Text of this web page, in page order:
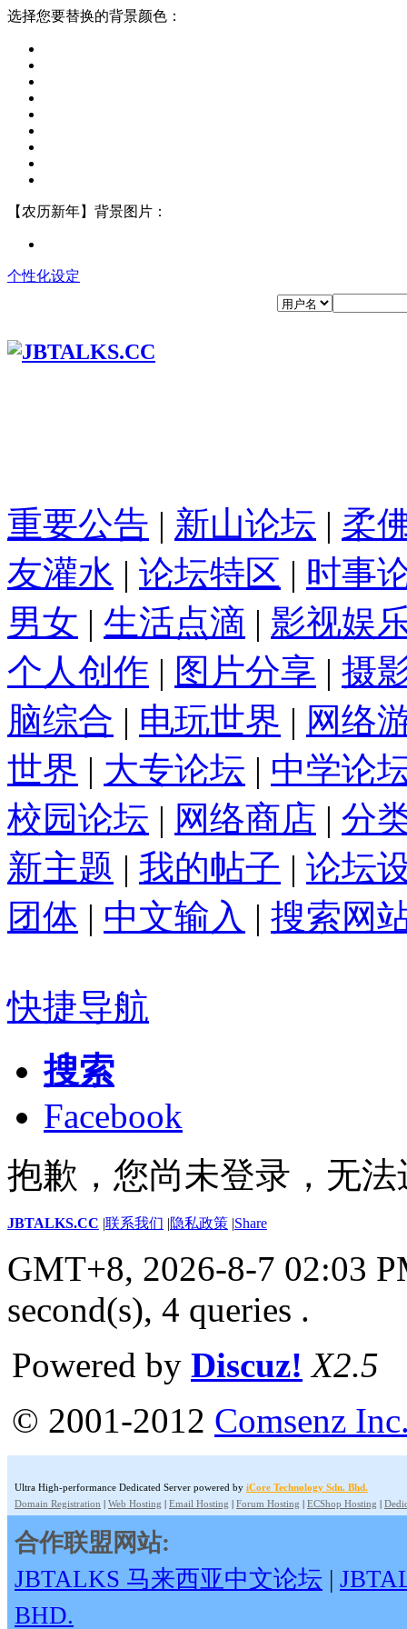
选择您要替换的背景颜色：
【农历新年】背景图片：
个性化设定
重要公告 | 新山论坛 | 柔
友灌水 | 论坛特区 | 时事
男女 | 生活点滴 | 影视娱
个人创作 | 图片分享 | 摄
脑综合 | 电玩世界 | 网络
世界 | 大专论坛 | 中学论
校园论坛 | 网络商店 | 分
新主题 | 我的帖子 | 论坛
团体 | 中文输入 | 搜索网
快捷导航
搜索
Facebook
抱歉，您尚未登录，无
JBTALKS.CC |联系我们 |隐私政策 |Share
GMT+8, 2026-8-7 02:03
second(s), 4 queries .
Powered by Discuz! X2.5
© 2001-2012 Comsenz
Ultra High-performance Dedicated Server powered by iCore Technology Sdn. Bhd.
Domain Registration | Web Hosting | Email Hosting | Forum Hosting | ECShop Hosting |
合作联盟网站:
JBTALKS 马来西亚中文论坛 |
BHD.